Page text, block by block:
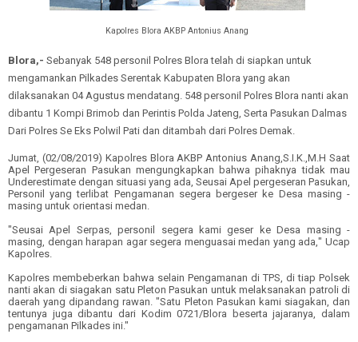
Kapolres Blora AKBP Antonius Anang
Blora,- Sebanyak 548 personil Polres Blora telah di siapkan untuk
mengamankan Pilkades Serentak Kabupaten Blora yang akan
dilaksanakan 04 Agustus mendatang. 548 personil Polres Blora nanti akan
dibantu 1 Kompi Brimob dan Perintis Polda Jateng, Serta Pasukan Dalmas
Dari Polres Se Eks Polwil Pati dan ditambah dari Polres Demak.
Jumat, (02/08/2019) Kapolres Blora AKBP Antonius Anang,S.I.K.,M.H Saat
Apel Pergeseran Pasukan mengungkapkan bahwa pihaknya tidak mau
Underestimate dengan situasi yang ada, Seusai Apel pergeseran Pasukan,
Personil yang terlibat Pengamanan segera bergeser ke Desa masing -
masing untuk orientasi medan.
"Seusai Apel Serpas, personil segera kami geser ke Desa masing -
masing, dengan harapan agar segera menguasai medan yang ada ," Ucap
Kapolres.
Kapolres membeberkan bahwa selain Pengamanan di TPS, di tiap Polsek
nanti akan di siagakan satu Pleton Pasukan untuk melaksanakan patroli di
daerah yang dipandang rawan. "Satu Pleton Pasukan kami siagakan, dan
tentunya juga dibantu dari Kodim 0721/Blora beserta jajaranya, dalam
pengamanan Pilkades ini."